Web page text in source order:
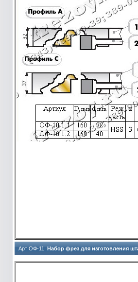
Арт ОФ-11 Набор фрез для изготовления